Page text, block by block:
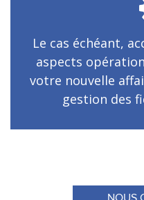
Le cas échéant,
aspects
votre nouvelle
gestion des